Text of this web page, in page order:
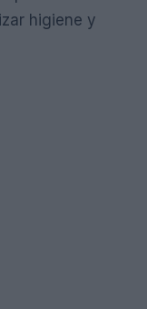
higiene y